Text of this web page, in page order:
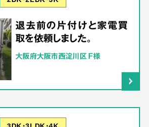
退去前の片付けと家電買
取を依頼しました。
大阪府大阪市西淀川区 F様